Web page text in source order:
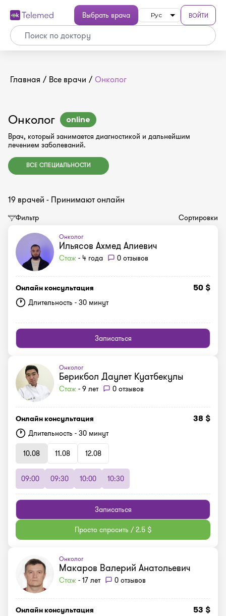
Выбрать врача Рус ВОЙТИ
Главная / Все врачи / Онколог
Онколог online
Врач, который занимается диагностикой и дальнейшим
лечением заболеваний.
ВСЕ СПЕЦИАЛЬНОСТИ
19 врачей - Принимают онлайн
Фильтр Сортировки
Онколог
Ильясов Ахмед Алиевич
Стаж - 4 года 0 отзывов
Онлайн консультация 50 $
Длительность - 30 минут
Записаться
Онколог
Берикбол Даулет Куатбекулы
Стаж - 9 лет 0 отзывов
Онлайн консультация 38 $
Длительность - 30 минут
10.08
11.08 12.08
09:00 09:30 10:00 10:30
Записаться
Просто спросить / 2.5 $
Онколог
Макаров Валерий Анатольевич
Стаж - 17 лет 0 отзывов
Онлайн консультация 53 $